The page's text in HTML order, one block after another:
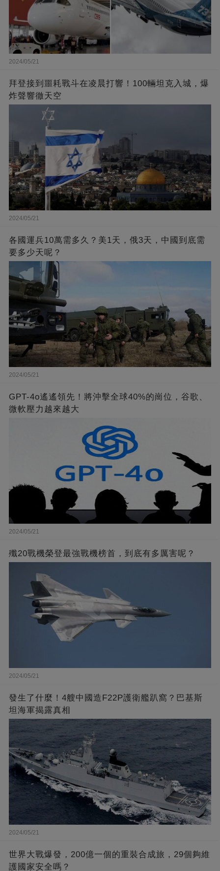
2024/05/21
拜登接到噩耗戰斗在凌晨打響！100輛坦克入城，爆
炸聲響徹天空
2024/05/21
各國運兵10萬需多久？美1天，俄3天，中國到底需
要多少天呢？
2024/05/21
GPT-4o遙遙領先！將沖擊全球40%的崗位，谷歌、
微軟壓力越來越大
2024/05/21
殲20戰機榮登最強戰機榜首，到底有多厲害呢？
2024/05/21
發生了什麼！4艘中國造F22P護衛艦趴窩？巴基斯
坦海軍揭露真相
2024/05/21
世界大戰爆發，200億一個的重裝合成旅，29個夠維
護國家安全嗎？